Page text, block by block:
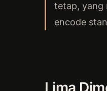
tetap, yang
encode
Lima